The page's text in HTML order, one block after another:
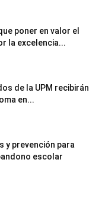
poner en valor el
la excelencia...
de la UPM recibirán
en...
y prevención para
escolar